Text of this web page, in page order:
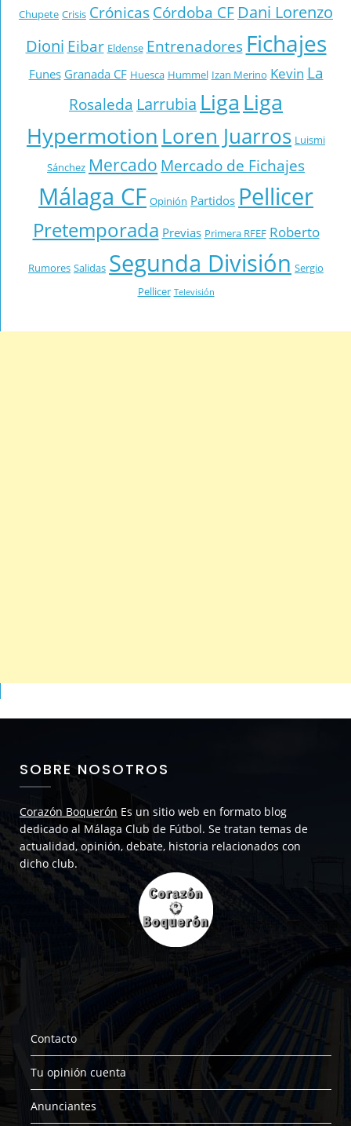
Chupete Crisis Crónicas Córdoba CF Dani Lorenzo
Dioni Eibar Eldense Entrenadores Fichajes
Funes Granada CF Huesca Hummel Izan Merino Kevin La
Rosaleda Larrubia Liga Liga
Hypermotion Loren Juarros Luismi
Sánchez Mercado Mercado de Fichajes
Málaga CF Opinión Partidos Pellicer
Pretemporada Previas Primera RFEF Roberto
Rumores Salidas Segunda División Sergio
Pellicer Televisión
SOBRE NOSOTROS
Corazón Boquerón Es un sitio web en formato blog
dedicado al Málaga Club de Fútbol. Se tratan temas de
actualidad, opinión, debate, historia relacionados con
dicho club.
Contacto
Tu opinión cuenta
Anunciantes